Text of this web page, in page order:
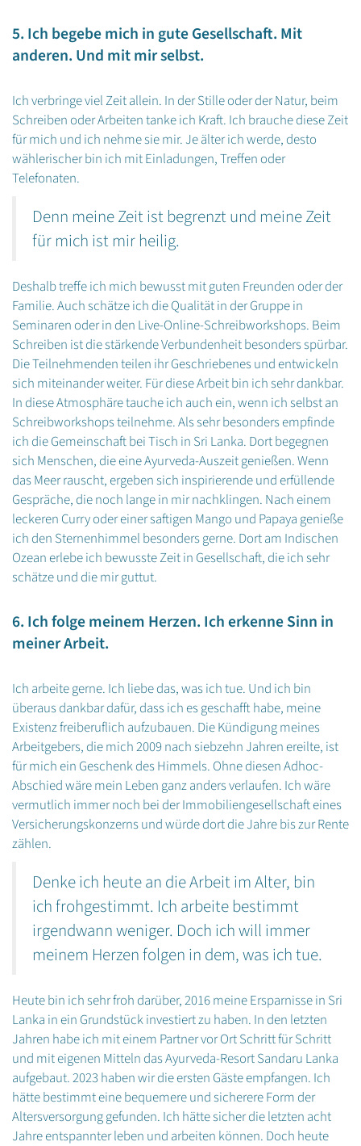
5. Ich begebe mich in gute Gesellschaft. Mit
anderen. Und mit mir selbst.
Ich verbringe viel Zeit allein. In der Stille oder der Natur, beim
Schreiben oder Arbeiten tanke ich Kraft. Ich brauche diese Zeit
für mich und ich nehme sie mir. Je älter ich werde, desto
wählerischer bin ich mit Einladungen, Treffen oder
Telefonaten.
Denn meine Zeit ist begrenzt und meine Zeit
für mich ist mir heilig.
Deshalb treffe ich mich bewusst mit guten Freunden oder der
Familie. Auch schätze ich die Qualität in der Gruppe in
Seminaren oder in den Live-Online-Schreibworkshops. Beim
Schreiben ist die stärkende Verbundenheit besonders spürbar.
Die Teilnehmenden teilen ihr Geschriebenes und entwickeln
sich miteinander weiter. Für diese Arbeit bin ich sehr dankbar.
In diese Atmosphäre tauche ich auch ein, wenn ich selbst an
Schreibworkshops teilnehme. Als sehr besonders empfinde
ich die Gemeinschaft bei Tisch in Sri Lanka. Dort begegnen
sich Menschen, die eine Ayurveda-Auszeit genießen. Wenn
das Meer rauscht, ergeben sich inspirierende und erfüllende
Gespräche, die noch lange in mir nachklingen. Nach einem
leckeren Curry oder einer saftigen Mango und Papaya genieße
ich den Sternenhimmel besonders gerne. Dort am Indischen
Ozean erlebe ich bewusste Zeit in Gesellschaft, die ich sehr
schätze und die mir guttut.
6. Ich folge meinem Herzen. Ich erkenne Sinn in
meiner Arbeit.
Ich arbeite gerne. Ich liebe das, was ich tue. Und ich bin
überaus dankbar dafür, dass ich es geschafft habe, meine
Existenz freiberuflich aufzubauen. Die Kündigung meines
Arbeitgebers, die mich 2009 nach siebzehn Jahren ereilte, ist
für mich ein Geschenk des Himmels. Ohne diesen Adhoc-
Abschied wäre mein Leben ganz anders verlaufen. Ich wäre
vermutlich immer noch bei der Immobiliengesellschaft eines
Versicherungskonzerns und würde dort die Jahre bis zur Rente
zählen.
Denke ich heute an die Arbeit im Alter, bin
ich frohgestimmt. Ich arbeite bestimmt
irgendwann weniger. Doch ich will immer
meinem Herzen folgen in dem, was ich tue.
Heute bin ich sehr froh darüber, 2016 meine Ersparnisse in Sri
Lanka in ein Grundstück investiert zu haben. In den letzten
Jahren habe ich mit einem Partner vor Ort Schritt für Schritt
und mit eigenen Mitteln das Ayurveda-Resort Sandaru Lanka
aufgebaut. 2023 haben wir die ersten Gäste empfangen. Ich
hätte bestimmt eine bequemere und sicherere Form der
Altersversorgung gefunden. Ich hätte sicher die letzten acht
Jahre entspannter leben und arbeiten können. Doch heute